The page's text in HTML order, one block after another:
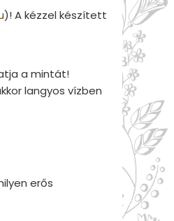
)! A kézzel készített
a mintát!
langyos vízben
erős